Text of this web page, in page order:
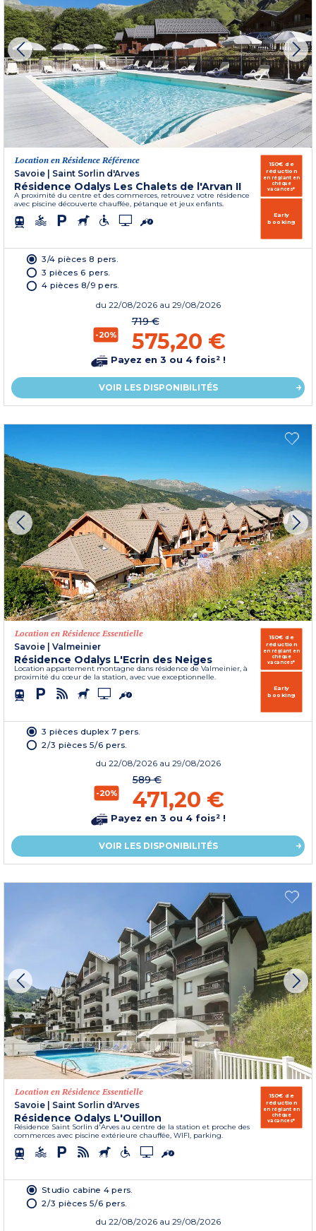
Location en Résidence Référence
Savoie | Saint Sorlin d'Arves
Résidence Odalys Les Chalets de l'Arvan II
A proximité du centre et des commerces, retrouvez votre résidence
avec piscine découverte chauffée, pétanque et jeux enfants.
150€ de
réduction
en réglant en
chèque
vacances*
Early
booking
3/4 pièces 8 pers.
3 pièces 6 pers.
4 pièces 8/9 pers.
du 22/08/2026 au 29/08/2026
-20%
719 €
575,20 €
Payez en 3 ou 4 fois² !
VOIR LES DISPONIBILITÉS
Location en Résidence Essentielle
Savoie
Valmeinier
Résidence Odalys L'Ecrin des Neiges
Location appartement montagne dans résidence de Valmeinier, à
proximité du cœur de la station, avec vue exceptionnelle.
150€ de
réduction
en réglant en
chèque
vacances*
Early
booking
3 pièces duplex 7 pers.
2/3 pièces 5/6 pers.
du 22/08/2026 au 29/08/2026
-20%
589 €
471,20 €
Payez en 3 ou 4 fois² !
VOIR LES DISPONIBILITÉS
Location en Résidence Essentielle
Savoie
Saint Sorlin d'Arves
Résidence Odalys L'Ouillon
Résidence Saint Sorlin d'Arves au centre de la station et proche des
commerces avec piscine extérieure chauffée, WIFI, parking.
150€ de
réduction
en réglant en
chèque
vacances*
Studio cabine 4 pers.
2/3 pièces 5/6 pers.
du 22/08/2026 au 29/08/2026